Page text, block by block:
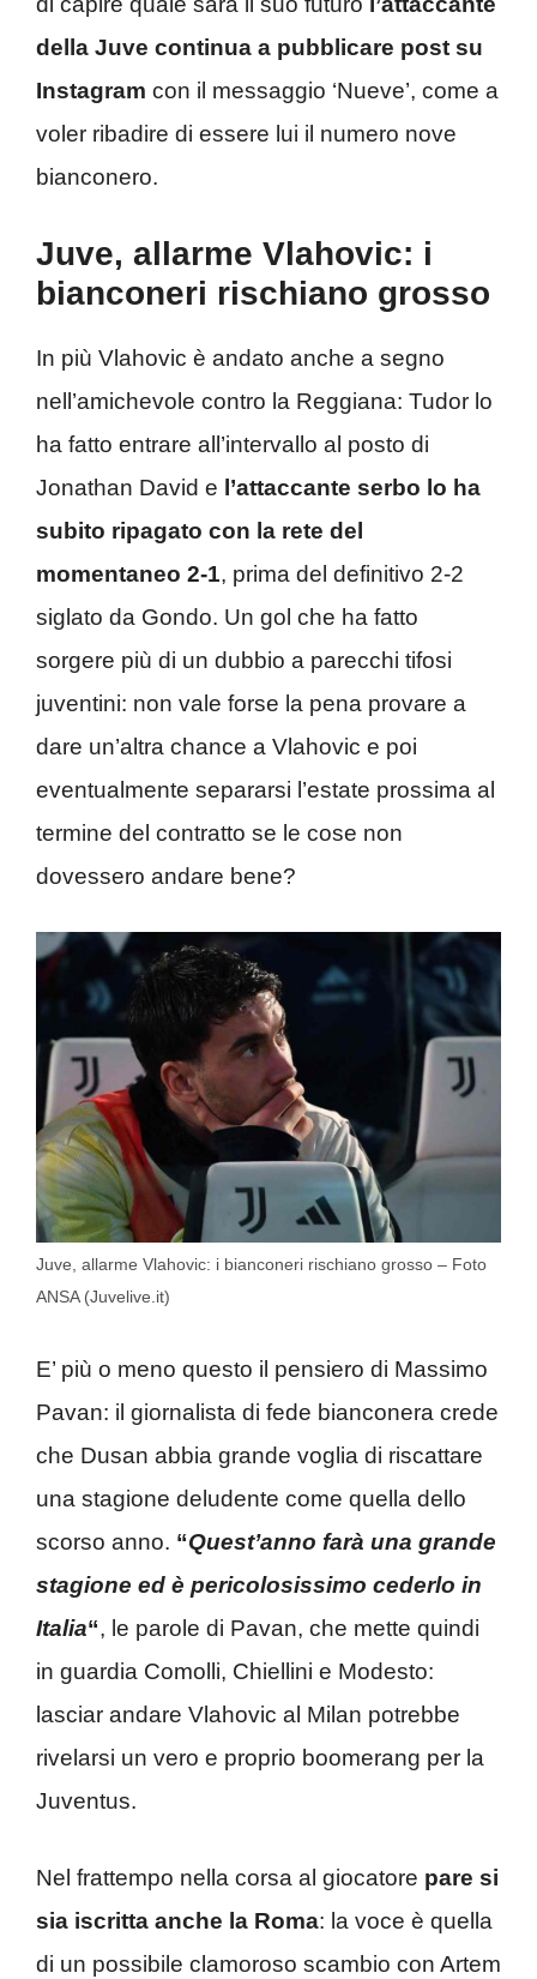
della Juve continua a pubblicare post su
Instagram con il messaggio ‘Nueve’, come a
voler ribadire di essere lui il numero nove
bianconero.
Juve, allarme Vlahovic: i
bianconeri rischiano grosso
In più Vlahovic è andato anche a segno
nell’amichevole contro la Reggiana: Tudor lo
ha fatto entrare all’intervallo al posto di
Jonathan David e l’attaccante serbo lo ha
subito ripagato con la rete del
momentaneo 2-1, prima del definitivo 2-2
siglato da Gondo. Un gol che ha fatto
sorgere più di un dubbio a parecchi tifosi
juventini: non vale forse la pena provare a
dare un’altra chance a Vlahovic e poi
eventualmente separarsi l’estate prossima al
termine del contratto se le cose non
dovessero andare bene?
Juve, allarme Vlahovic: i bianconeri rischiano grosso – Foto
ANSA (Juvelive.it)
E’ più o meno questo il pensiero di Massimo
Pavan: il giornalista di fede bianconera crede
che Dusan abbia grande voglia di riscattare
una stagione deludente come quella dello
scorso anno. “Quest’anno farà una grande
stagione ed è pericolosissimo cederlo in
Italia“, le parole di Pavan, che mette quindi
in guardia Comolli, Chiellini e Modesto:
lasciar andare Vlahovic al Milan potrebbe
rivelarsi un vero e proprio boomerang per la
Juventus.
Nel frattempo nella corsa al giocatore pare si
sia iscritta anche la Roma: la voce è quella
di un possibile clamoroso scambio con Artem